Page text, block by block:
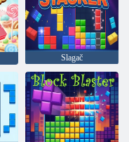
Slagač